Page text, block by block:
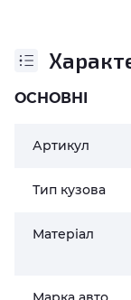
ОСНОВНІ
Артикул
Тип кузова
Матеріал